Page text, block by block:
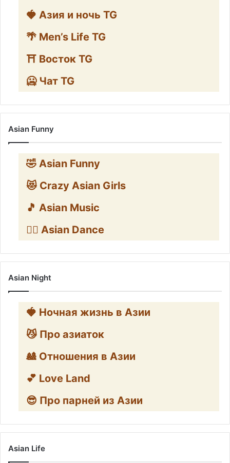
🍓 Азия и ночь TG
🌴 Men’s Life TG
⛩️ Восток TG
🥶 Чат TG
Asian Funny
🤣 Asian Funny
😻 Crazy Asian Girls
🎵 Asian Music
👯‍♀️ Asian Dance
Asian Night
🍓 Ночная жизнь в Азии
😼 Про азиаток
🎎 Отношения в Азии
💕 Love Land
😎 Про парней из Азии
Asian Life